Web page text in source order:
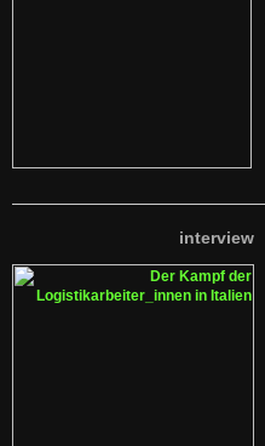
interview